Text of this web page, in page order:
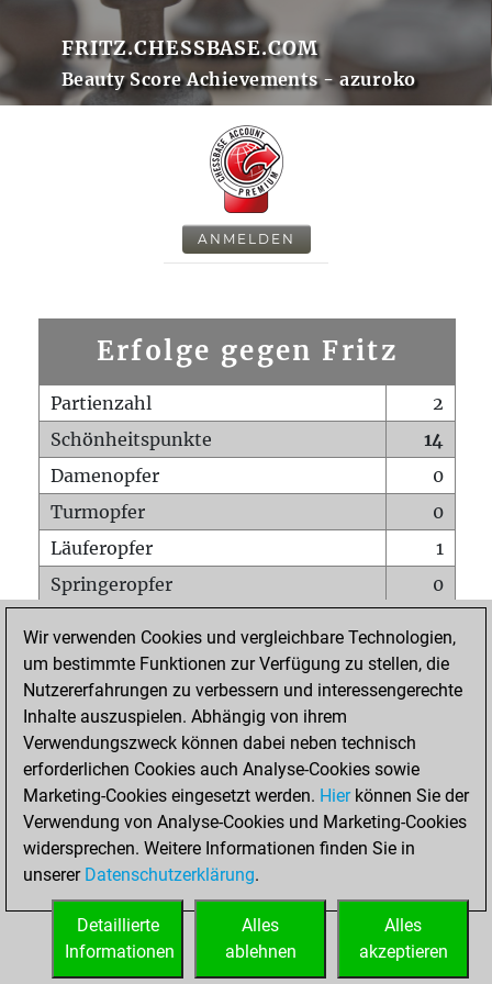
FRITZ.CHESSBASE.COM
Beauty Score Achievements - azuroko
ANMELDEN
Erfolge gegen Fritz
Partienzahl
2
Schönheitspunkte
14
Damenopfer
0
Turmopfer
0
Läuferopfer
1
Springeropfer
0
Matt auf vollem Brett
0
Bauer setzt Matt
0
Erstickte Matts
Unterverwandlungen
Türme auf der siebten
0
STARTSEITE
Wir verwenden Cookies und vergleichbare Technologien,
um bestimmte Funktionen zur Verfügung zu stellen, die
Nutzererfahrungen zu verbessern und interessengerechte
Inhalte auszuspielen. Abhängig von ihrem
Verwendungszweck können dabei neben technisch
erforderlichen Cookies auch Analyse-Cookies sowie
Marketing-Cookies eingesetzt werden. Hierkönnen Sie der
Verwendung von Analyse-Cookies und Marketing-Cookies
widersprechen. Weitere Informationen finden Sie in
unserer Datenschutzerklärung.
Alles
akzeptieren
Alles
ablehnen
Detaillierte
Informationen